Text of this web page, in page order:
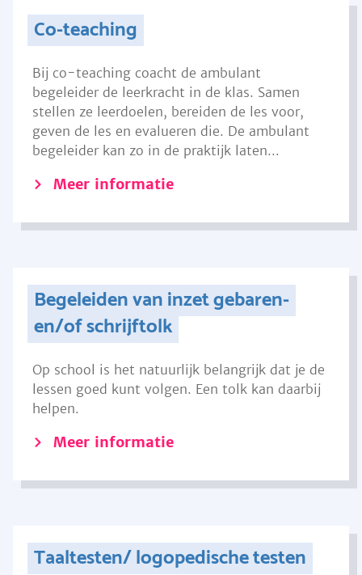
Co-teaching
Bij co-teaching coacht de ambulant
begeleider de leerkracht in de klas. Samen
stellen ze leerdoelen, bereiden de les voor,
geven de les en evalueren die. De ambulant
begeleider kan zo in de praktijk laten...
Meer informatie
Begeleiden van inzet gebaren-
en/of schrijftolk
Op school is het natuurlijk belangrijk dat je de
lessen goed kunt volgen. Een tolk kan daarbij
helpen.
Meer informatie
Taaltesten/ logopedische testen